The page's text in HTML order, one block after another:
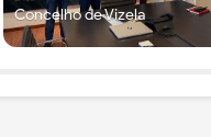
Concelho de Vizela